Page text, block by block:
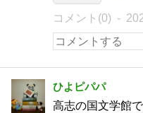
コメント(0)
ひよピパパ
高志の国文学館